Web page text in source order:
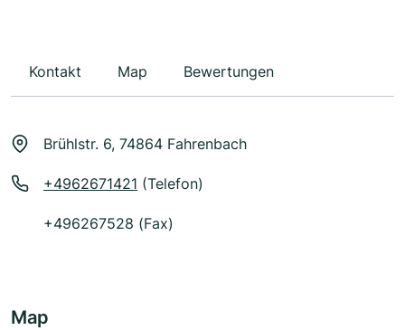
Kontakt Map Bewertungen
Brühlstr. 6, 74864 Fahrenbach
+4962671421 (Telefon)
+496267528 (Fax)
Map